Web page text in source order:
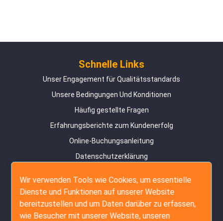
Schnelle Links
Unser Engagement für Qualitätsstandards
Unsere Bedingungen Und Konditionen
Häufig gestellte Fragen
Erfahrungsberichte zum Kundenerfolg
Online-Buchungsanleitung
Datenschutzerklärung
Seitenübersicht
Inspektionsdienste
Wir verwenden Tools wie Cookies, um essentielle
Dienste und Funktionen auf unserer Website
bereitzustellen und um Daten darüber zu erfassen,
wie Besucher mit unserer Website, unseren